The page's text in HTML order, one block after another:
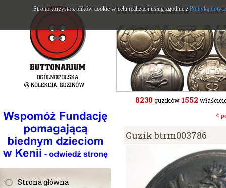
Strona główna
buttonarium.eu- Strona
8230 guzików 1552
<
Guzik btrm003786
Strona korzysta z plików cookie w celu realizacji usług zgodnie z Polityką